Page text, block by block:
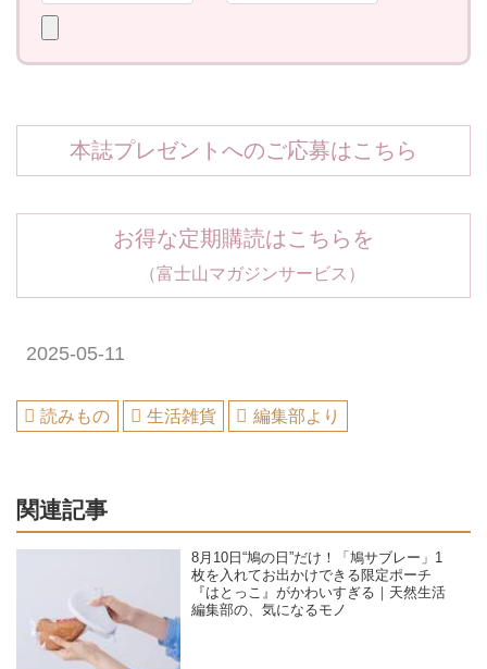
本誌プレゼントへのご応募はこちら
お得な定期購読はこちらを
（富士山マガジンサービス）
2025-05-11
読みもの 生活雑貨 編集部より
関連記事
8月10日“鳩の日”だけ！「鳩サブレー」1
枚を入れてお出かけできる限定ポーチ
『はとっこ』がかわいすぎる｜天然生活
編集部の、気になるモノ